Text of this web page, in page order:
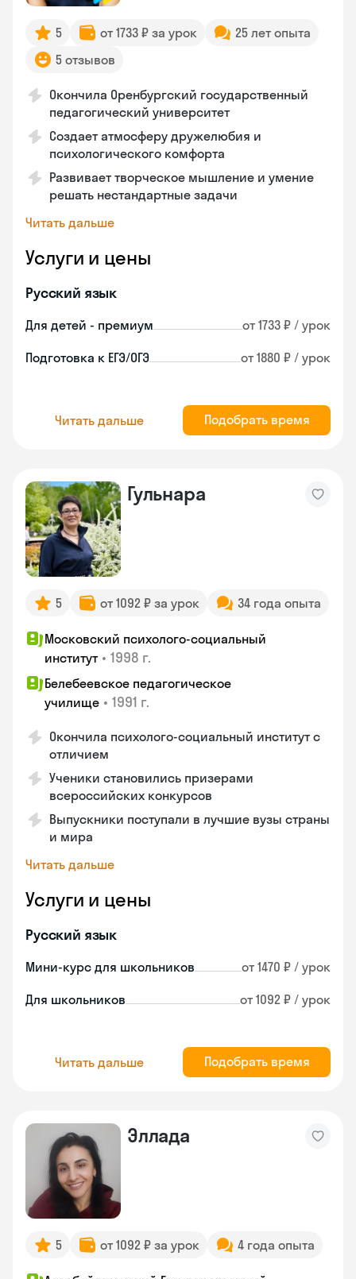
5 от 1733 ₽ за урок
25 лет опыта
5 отзывов
Окончила Оренбургский государственный
педагогический университет
Создает атмосферу дружелюбия и
психологического комфорта
Развивает творческое мышление и умение
решать нестандартные задачи
Читать дальше
Услуги и цены
Русский язык
Для детей - премиум от 1733 ₽ / урок
Подготовка к ЕГЭ/ОГЭ от 1880 ₽ / урок
Читать дальше Подобрать время
Гульнара
5 от 1092 ₽ за урок 34 года опыта
Московский психолого-социальный
институт • 1998 г.
Белебеевское педагогическое
училище • 1991 г.
Окончила психолого-социальный институт с
отличием
Ученики становились призерами
всероссийских конкурсов
Выпускники поступали в лучшие вузы страны
и мира
Читать дальше
Услуги и цены
Русский язык
Мини-курс для школьников от 1470 ₽ / урок
Для школьников от 1092 ₽ / урок
Читать дальше Подобрать время
Эллада
5 от 1092 ₽ за урок 4 года опыта